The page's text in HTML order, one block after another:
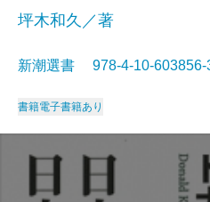
坪木和久／著
新潮選書 978-4-10-
書籍電子書籍あり